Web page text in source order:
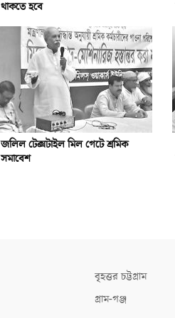
থাকতে হবে
জলিল টেক্সটাইল মিল গেটে শ্রমিক
সমাবেশ
বৃহত্তর চট্টগ্রাম
গ্রাম-গঞ্জ